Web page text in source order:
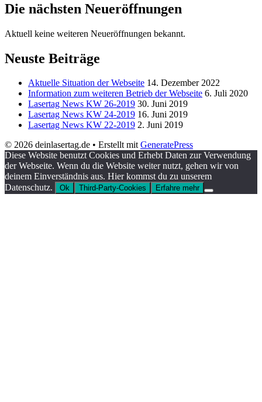
Die nächsten Neueröffnungen
Aktuell keine weiteren Neueröffnungen bekannt.
Neuste Beiträge
Aktuelle Situation der Webseite 14. Dezember 2022
Information zum weiteren Betrieb der Webseite 6. Juli 2020
Lasertag News KW 26-2019 30. Juni 2019
Lasertag News KW 24-2019 16. Juni 2019
Lasertag News KW 22-2019 2. Juni 2019
© 2026 deinlasertag.de • Erstellt mitGeneratePress
Diese Website benutzt Cookies und Erhebt Daten zur Verwendung
der Webseite. Wenn du die Website weiter nutzt, gehen wir von
deinem Einverständnis aus. Hier kommst du zu unserem
Datenschutz.
Ok Third-Party-Cookies Erfahre mehr